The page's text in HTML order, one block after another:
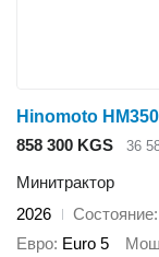
Hinomoto HM350
858 300 KGS
36
Минитрактор
2026
Состояние
Евро Euro 5